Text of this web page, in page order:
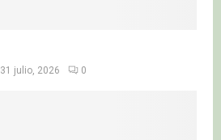
31 julio, 2026 0